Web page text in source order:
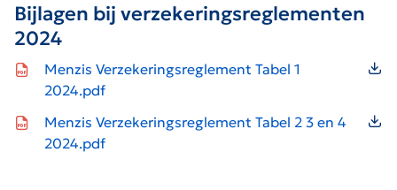
Bijlagen bij verzekeringsreglementen
2024
Icon file type-pdf
Menzis Verzekeringsreglement Tabel 1
2024.pdf
Icon file type-pdf
Menzis Verzekeringsreglement Tabel 2 3 en 4
2024.pdf